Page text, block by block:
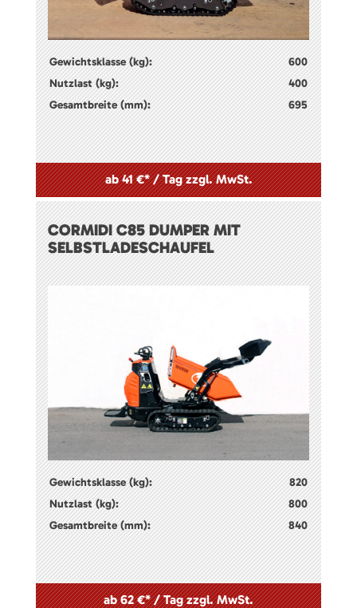
Gewichtsklasse (kg):
600
Nutzlast (kg):
400
Gesamtbreite (mm):
695
ab 41 €* / Tag zzgl. MwSt.
CORMIDI C85 DUMPER MIT
SELBSTLADESCHAUFEL
Gewichtsklasse (kg):
820
Nutzlast (kg):
800
Gesamtbreite (mm):
840
ab 62 €* / Tag zzgl. MwSt.